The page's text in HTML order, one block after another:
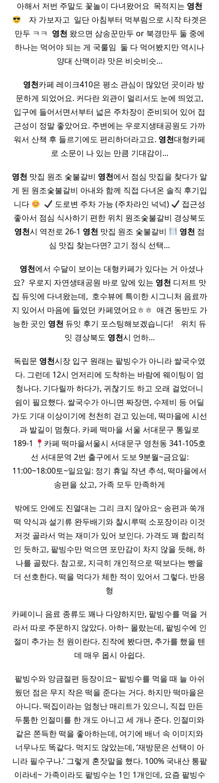
아해서 저번 주말도 꽃놀이 다녀왔어요 ​ 목적지는 영천
​ ​ ​ 자 가보자고 ​ 일단 아침부터 먹부림으로 시작 타겟은
만두 ㅋㅋ ​ 영천 왔으면 삼송꾼만두 or 북경만두 둘 중에
하나는 먹어야 되는 게 국룰임 ​ 둘 다 먹어봤지만 역시나
양대 산맥이라 맛은 비슷비슷…
영천카페 레이크410은 평소 관심이 많았던 곳이라 방
문하게 되었어요. 커다란 외관이 멀리서도 눈에 띄었고,
입구에 들어서면서부터 넓은 주차장이 준비되어 있어 접
근성이 정말 좋았어요. 주변에는 우로지생태공원도 가까
워서 산책 후 들르기에도 편리하더라고요. 영천대형카페
로 소문이 나 있는 만큼 기대감이…
영천 맛집 원조 숯불갈비 영천에서 점심 맛집을 찾다가 알
게 된 원조숯불갈비 아내와 함께 직접 다녀온 솔직 후기입
니다
도로변 주차 가능 (주차라인 넉넉)
접근성
좋아서 점심 식사하기 편한 위치 원조숯불갈비 경상북도
영천시 역전로 26-1 영천 맛집 원조 숯불갈비 영천 점
심 맛집 찾는다면? 고기 정식 선택…
영천에서 수달이 보이는 대형카페가 있다는 거 아셨나
요? ​ 우로지 자연생태공원 바로 앞에 있는 영천 디저트 맛
집 듀잇에 다녀왔는데, ​ 호수뷰에 특이한 시그니처 음료까
지 있어서 마음에 들었던 카페였어요ㅎㅎ ​ 애견 동반도 가
능한 곳인 영천 듀잇 후기 포스팅해보겠습니다! ​ ​ ​ 위치 듀
잇 경상북도 영천시 언하…
독립문 영천시장 입구 원래는 팥빙수가 아니라 쌀국수였
다. 그런데 12시 언저리에 도착하는 바람에 웨이팅이 엄
청나다. 기다릴까 하다가, 귀찮기도 하고 오래 걸었더니
쉼이 필요했다. 쌀국수가 아니면 짜장면, 수제비 등 어딜
가도 기대 이상이기에 천천히 걷고 있는데, 떡마을에 시선
과 발길이 멈췄다. 카페 떡마을 서울 서대문구 통일로
189-1
카페 떡마을서울시 서대문구 영천동 341-105호
선 서대문역 2번 출구에서 도보 9분월~금요일:
11:00~18:00토~일요일: 정기 휴일 작년 추석, 떡마을에서
송편을 샀고, 가족 모두 만족하게
밖에도 안에도 진열대는 그리 크지 않아요~ 송편과 쑥개
떡 약식과 설기류 완두배기와 찰시루떡 소포장이라 이것
저것 골라서 먹는 재미가 있어 보인다. 가격도 꽤 합리적
인 듯하고, 팥빙수만 먹으면 포만감이 차지 않을 듯해, 하
나를 골랐다. 참고로, 지극히 개인적으로 떡보다는 빵을
더 선호한다. 떡을 먹다가 체한 적이 있어서 그렇다. 반응
형
카페이니 음료 종류도 꽤나 다양하지만, 팥빙수를 먹을 거
라서 따로 주문하지 않았다. 아하~ 몰랐는데, 팥빙수에 인
절미 추가는 천 원이란다. 진작에 봤다면, 추가를 했을 텐
데 매우 몹시 아쉽다.
팥빙수와 앙금절편 등장이요~ 팥빙수를 먹을 때 늘 아쉬
웠던 점은 무지 작은 떡을 준다는 거다. 하지만 떡마을은
아니다. 떡집이라는 엄청난 매리트가 있으니, 직접 만든
두툼한 인절미를 한 개도 아니고 세 개나 준다. 인절미와
같은 쫀득한 떡을 좋아하는데, 여기에 배너 속 이미지와
너무나도 똑같다. 먹지도 않았는데, ‘재방문은 선택이 아
니라 필수구나.’ 그렇게 혼잣말을 했다. 100% 국내산 통팥
이라네~ 가족이라도 팥빙수는 1인 1개인데, 요즘 팥빙수